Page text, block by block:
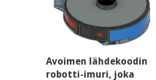
Avoimen lähdekoodin
robotti-imuri, joka